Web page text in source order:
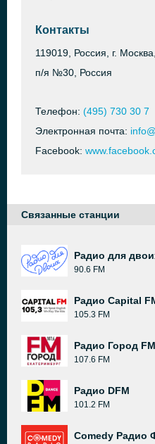
Контакты
119019, Россия, г.
п/я №30, Россия
Телефон: (495) 730 30 7
Электронная почта:
Facebook:
Связанные станции
Радио для
90.6 FM
Радио Capital
105.3 FM
Радио Город FM
107.6 FM
Радио DFM
101.2 FM
Comedy Радио